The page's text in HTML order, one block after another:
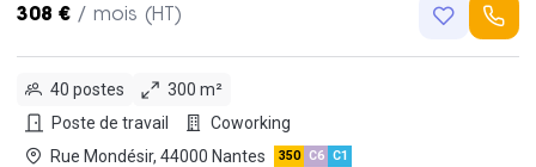
308 € / mois (HT)
40 postes
300 m²
Poste de travail
Coworking
Rue Mondésir, 44000 Nantes
350 C6 C1